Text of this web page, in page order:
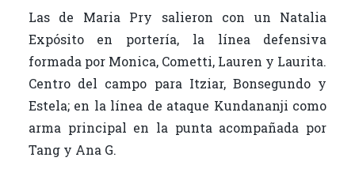
Las de Maria Pry salieron con un Natalia
Expósito en portería, la línea defensiva
formada por Monica, Cometti, Lauren y Laurita.
Centro del campo para Itziar, Bonsegundo y
Estela; en la línea de ataque Kundananji como
arma principal en la punta acompañada por
Tang y Ana G.